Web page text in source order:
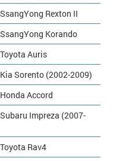
Rexton II
Korando
Auris
Sorento (2002-2009)
Accord
Impreza (2007-
Rav4